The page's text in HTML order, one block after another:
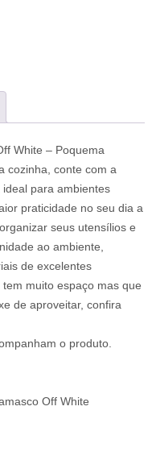
White – Poquema
cozinha, conte com a
para ambientes
praticidade no seu dia a
seus utensílios e
ao ambiente,
de excelentes
muito espaço mas que
de aproveitar, confira
o produto.
Off White